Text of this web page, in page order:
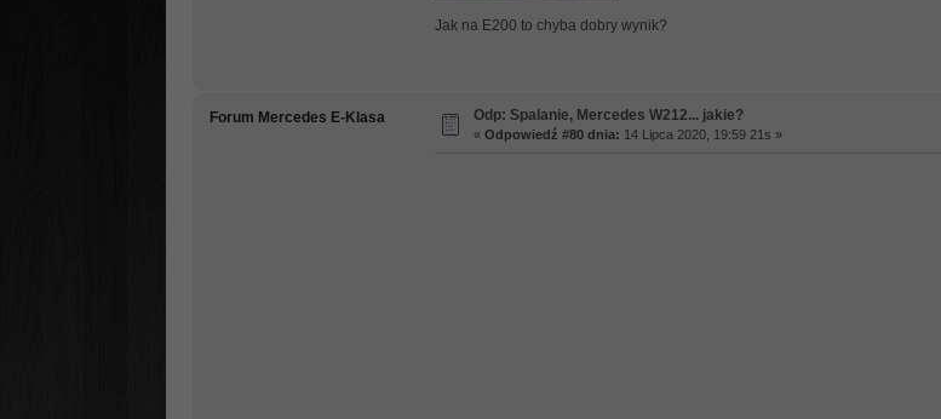
Jak na E200 to chyba dobry wynik?
Forum Mercedes E-Klasa Odp: Spalanie, Mercedes W212... jakie?
« Odpowiedź #80 dnia: 14 Lipca 2020, 19:59 21s »